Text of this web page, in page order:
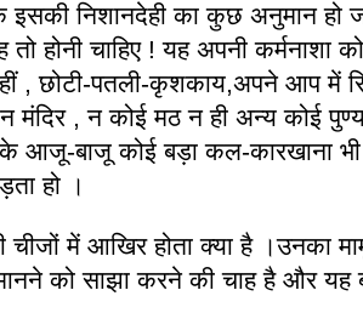
निशानदेही का कुछ अनुमान हो
होनी चाहिए ! यह अपनी कर्मनाशा
, छोटी-पतली-कृशकाय,अपने आप में
, न कोई मठ न ही अन्य कोई
बाजू कोई बड़ा कल-कारखाना
हो ।
में आखिर होता क्या है ।उनका
को साझा करने की चाह है और यह